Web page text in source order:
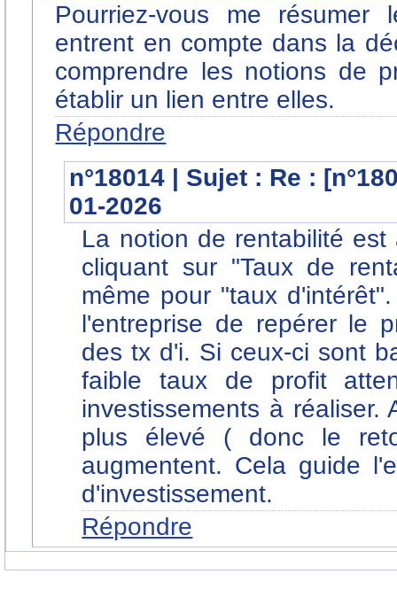
Pourriez-vous me
entrent en compte dans la
comprendre les notions de
établir un lien entre elles.
Répondre
n°18014 | Sujet : Re :
01-2026
La notion de rentabilité
cliquant sur "Taux de
même pour "taux
l'entreprise de repérer le
des tx d'i. Si ceux-ci sont
faible taux de profit
investissements à
plus élevé ( donc le
augmentent. Cela guide
d'investissement.
Répondre